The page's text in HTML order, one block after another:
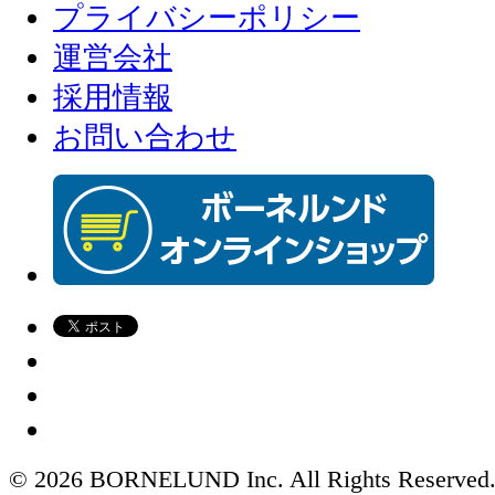
プライバシーポリシー
運営会社
採用情報
お問い合わせ
© 2026 BORNELUND Inc. All Rights Reserved.